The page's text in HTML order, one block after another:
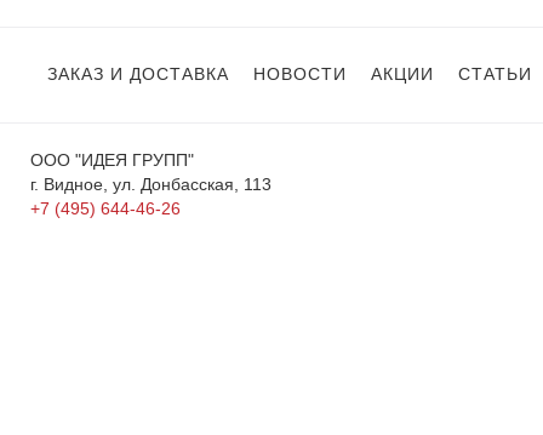
ЗАКАЗ И ДОСТАВКА НОВОСТИ АКЦИИ СТАТЬИ
ООО "ИДЕЯ ГРУПП"
г. Видное, ул. Донбасская, 113
+7 (495) 644-46-26